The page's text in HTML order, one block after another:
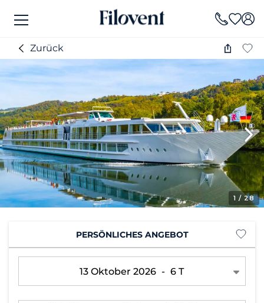
Zurück
1 / 28
PERSÖNLICHES ANGEBOT
13 Oktober 2026 - 6 T